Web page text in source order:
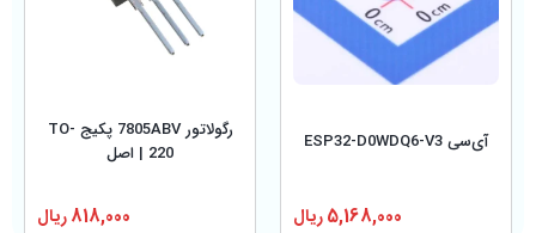
آی‌سی ESP32-D0WDQ6-V3
5,168,000ریال
رگولاتور 7805ABV پکیج TO-
220 | اصل
818,000ریال